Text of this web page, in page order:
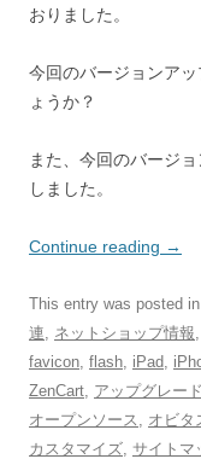
おりました。
今回のバージョンア
ょうか？
また、今回のバージ
しました。
Continue reading →
This entry was posted in
連, ネットショップ情報,
favicon, flash, iPad,
ZenCart, アップグレード
オープンソース , オビタ
カスタマイズ, サイトマ